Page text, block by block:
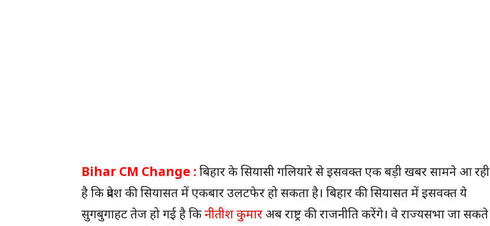
Bihar CM Change :बिहार के सियासी गलियारे से इसवक्त एक बड़ी खबर सामने आ रही
है कि प्रदेश की सियासत में एकबार उलटफेर हो सकता है। बिहार की सियासत में इसवक्त ये
सुगबुगाहट तेज हो गई है किनीतीश कुमार अब राष्ट्र की राजनीति करेंगे। वे राज्यसभा जा सकते